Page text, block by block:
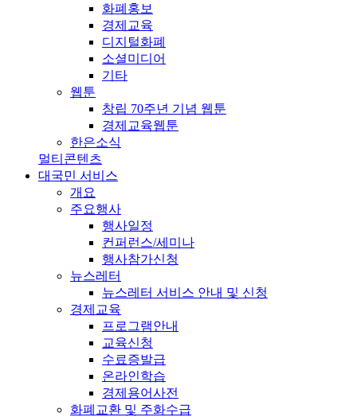
화폐홍보
경제교육
디지털화폐
소셜미디어
기타
웹툰
창립 70주년 기념 웹툰
경제교육웹툰
한은소식
멀티콘텐츠
대국민 서비스
개요
주요행사
행사일정
컨퍼런스/세미나
행사참가신청
뉴스레터
뉴스레터 서비스 안내 및 신청
경제교육
프로그램안내
교육신청
수료증발급
온라인학습
경제용어사전
화폐교환 및 주화수급